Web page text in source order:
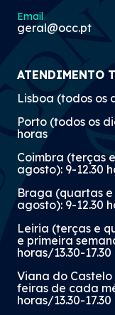
Email
geral@occ.pt
ATENDIMENTO
Lisboa (todos os
Porto (todos os
horas
Coimbra (terças
agosto): 9-12.30
Braga (quartas
agosto): 9-12.30
Leiria (terças e
e primeira
horas/13.30-
Viana do
feiras de cada
horas/13.30-